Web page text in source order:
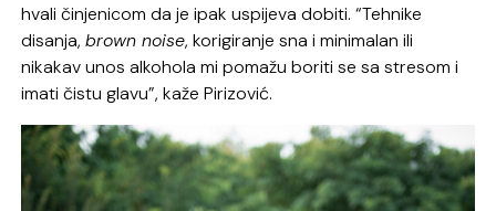
hvali činjenicom da je ipak uspijeva dobiti. “Tehnike
disanja,brown noise, korigiranje sna i minimalan ili
nikakav unos alkohola mi pomažu boriti se sa stresom i
imati čistu glavu”, kaže Pirizović.